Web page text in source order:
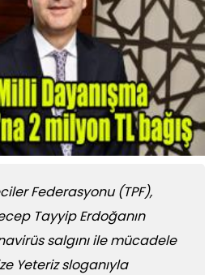
Federasyonu (TPF),
Tayyip Erdoğanın
salgını ile mücadele
Yeteriz sloganıyla